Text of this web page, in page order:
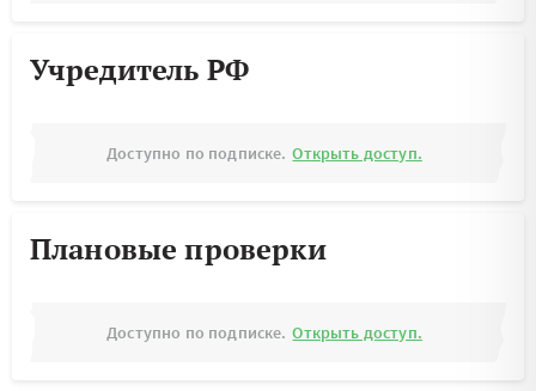
Учредитель РФ
Доступно по подписке. Открыть доступ.
Плановые проверки
Доступно по подписке. Открыть доступ.